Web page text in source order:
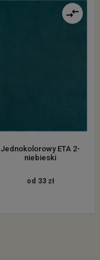
Jednokolorowy ETA 2-
niebieski
od 33 zł